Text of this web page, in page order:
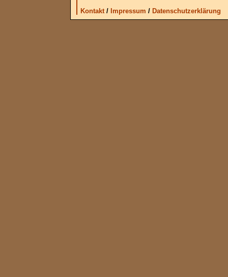
Kontakt/ Impressum / Datenschutzerklärung